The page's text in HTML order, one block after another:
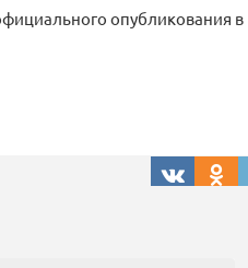
опубликования в